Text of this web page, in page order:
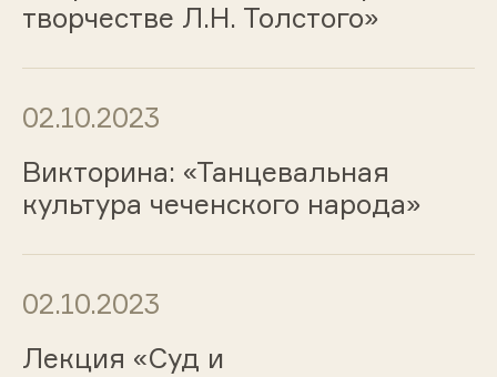
творчестве Л.Н. Толстого»
02.10.2023
Викторина: «Танцевальная
культура чеченского народа»
02.10.2023
Лекция «Суд и